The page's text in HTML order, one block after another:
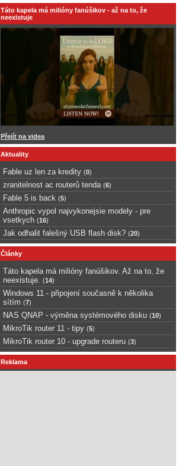
Táto kapela má milióny fanúšikov - až na to, že
neexistuje
Přejít na videa
Aktuality
Fable uz len za kredity (0)
zranitelnost ac routerů tenda (6)
Fable 5 is back (5)
Anthropic vypol najvykonejsie modely - pre
vsetkych (16)
Jak odhalit falešný USB flash disk? (20)
Články
Táto kapela má milióny fanúšikov. Až na to, že
neexistuje.
(14)
Windows 11 - připojení současně k několika
sítím (7)
NAS QNAP - výměna systémového disku (10)
MikroTik router 11 - tipy (5)
MikroTik router 10 - upgrade routeru (3)
Reklama